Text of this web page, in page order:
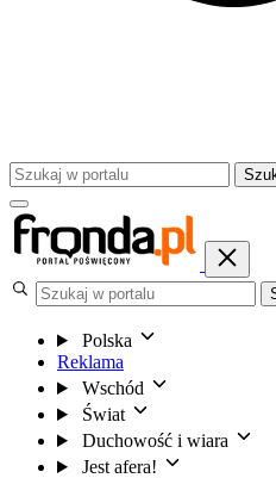
Polska
Reklama
Wschód
Świat
Duchowość i wiara
Jest afera!